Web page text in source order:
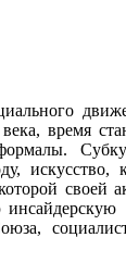
время
своей